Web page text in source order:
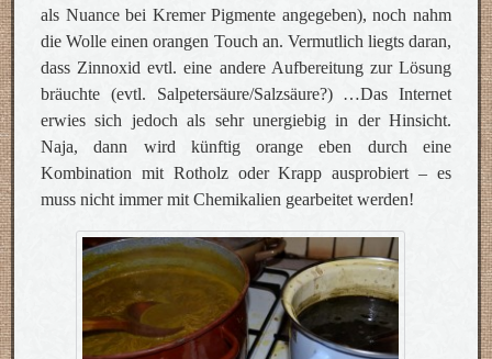
als Nuance bei Kremer Pigmente angegeben), noch nahm
die Wolle einen orangen Touch an. Vermutlich liegts daran,
dass Zinnoxid evtl. eine andere Aufbereitung zur Lösung
bräuchte (evtl. Salpetersäure/Salzsäure?) …Das Internet
erwies sich jedoch als sehr unergiebig in der Hinsicht.
Naja, dann wird künftig orange eben durch eine
Kombination mit Rotholz oder Krapp ausprobiert – es
muss nicht immer mit Chemikalien gearbeitet werden!